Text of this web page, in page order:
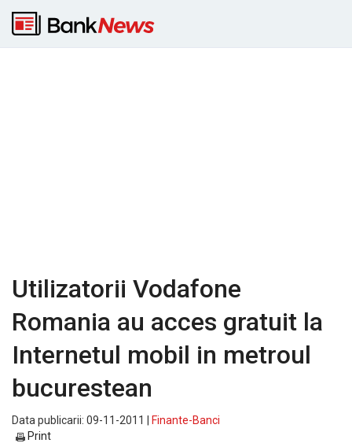
Utilizatorii Vodafone
Romania au acces gratuit la
Internetul mobil in metroul
bucurestean
Data publicarii: 09-11-2011 |
Finante-Banci
Print